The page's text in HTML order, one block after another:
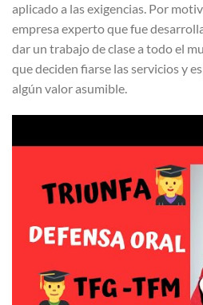
aplicado a las exigencias. Por
empresa experto que fue
dar un trabajo de clase a todo el
que deciden fiarse las servicios y
algún valor asumible.